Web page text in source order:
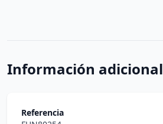
Información adicional
Referencia